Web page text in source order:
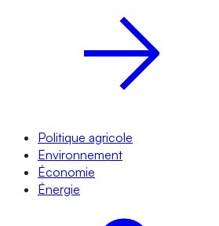
Politique agricole
Environnement
Économie
Énergie